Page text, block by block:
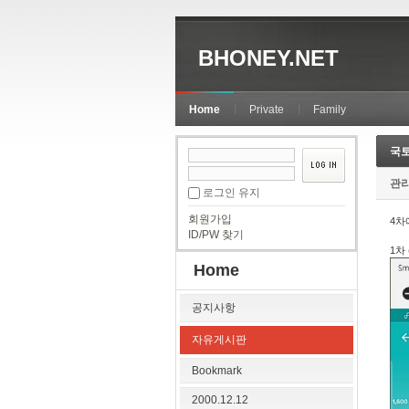
BHONEY.NET
Home Private Family
로그인 유지
회원가입
ID/PW 찾기
Home
공지사항
자유게시판
Bookmark
2000.12.12
국
관
4차
1